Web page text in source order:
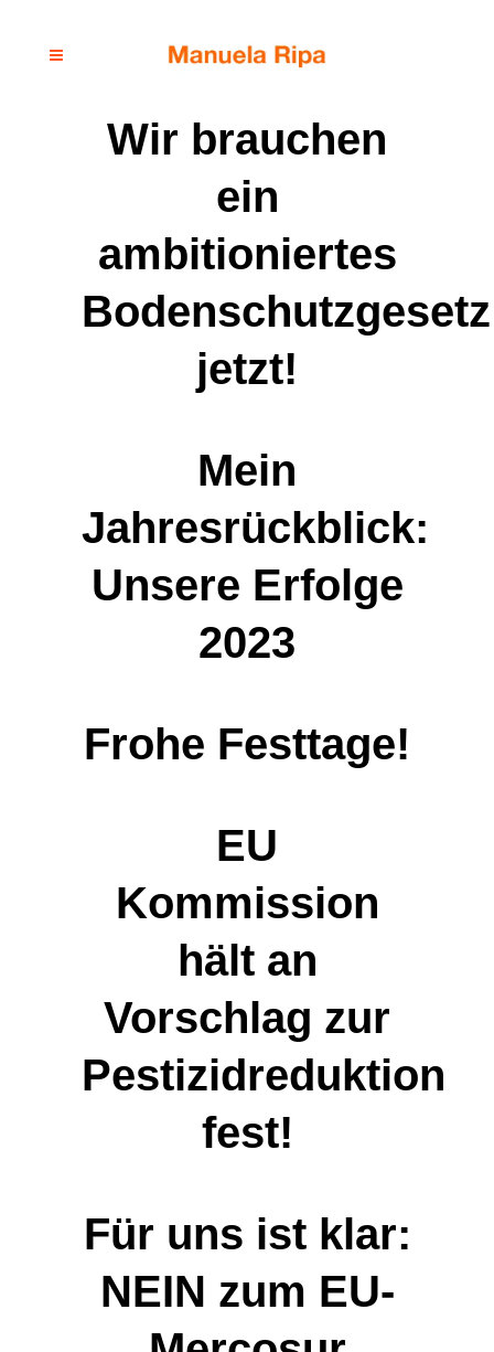
Wir brauchen
ein
ambitioniertes
Bodenschutzgesetz
jetzt!
Mein
Jahresrückblick:
Unsere Erfolge
2023
Frohe Festtage!
EU
Kommission
hält an
Vorschlag zur
Pestizidreduktion
fest!
Für uns ist klar:
NEIN zum EU-